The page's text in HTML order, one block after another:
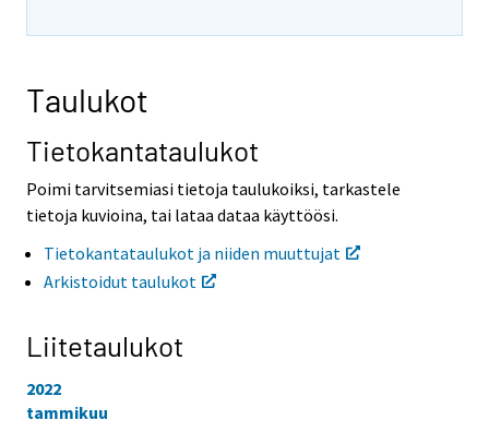
Taulukot
Tietokantataulukot
Poimi tarvitsemiasi tietoja taulukoiksi, tarkastele
tietoja kuvioina, tai lataa dataa käyttöösi.
Tietokantataulukot ja niiden muuttujat
Arkistoidut taulukot
Liitetaulukot
2022
tammikuu